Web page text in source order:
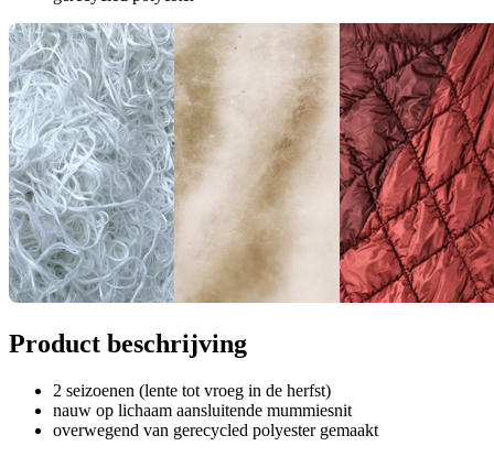
Product beschrijving
2 seizoenen (lente tot vroeg in de herfst)
nauw op lichaam aansluitende mummiesnit
overwegend van gerecycled polyester gemaakt